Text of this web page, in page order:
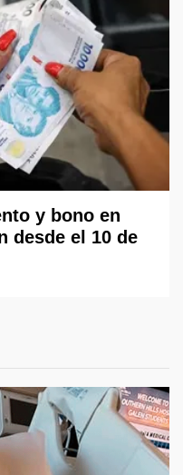
y bono en
desde el 10 de